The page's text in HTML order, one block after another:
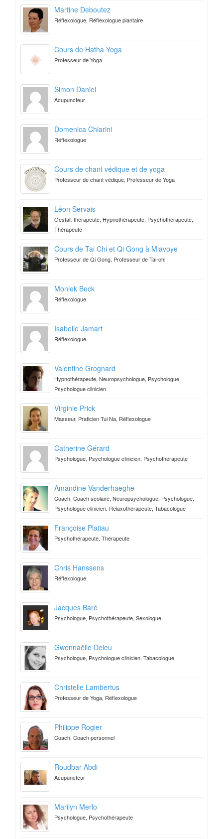
Martine Deboutez
Réflexologue, Réflexologue plantaire
Cours de Hatha Yoga
Professeur de Yoga
Simon Daniel
Acupuncteur
Domenica Chiarini
Réflexologue
Cours de chant védique et de yoga
Professeur de chant védique, Professeur de Yoga
Léon Servais
Gestalt-thérapeute, Hypnothérapeute, Psychothérapeute,
Thérapeute
Cours de Tai Chi et Qi Gong à Miavoye
Professeur de Qi Gong, Professeur de Tai-chi
Moniek Beck
Réflexologue
Isabelle Jamart
Réflexologue
Valentine Grognard
Hypnothérapeute, Neuropsychologue, Psychologue,
Psychologue clinicien
Virginie Prick
Masseur, Praticien Tui Na, Réflexologue
Catherine Gérard
Psychologue, Psychologue clinicien, Psychothérapeute
Amandine Vanderhaeghe
Coach, Coach scolaire, Neuropsychologue, Psychologue,
Psychologue clinicien, Relaxothérapeute, Tabacologue
Françoise Platiau
Psychothérapeute, Thérapeute
Chris Hanssens
Réflexologue
Jacques Baré
Psychologue, Psychothérapeute, Sexologue
Gwennaëlle Deleu
Psychologue, Psychologue clinicien, Tabacologue
Christelle Lambertus
Professeur de Yoga, Réflexologue
Philippe Rogier
Coach, Coach personnel
Roudbar Abdi
Acupuncteur
Marilyn Merlo
Psychologue, Psychothérapeute